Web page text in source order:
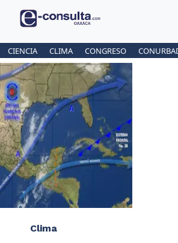
CIENCIA CLIMA CONGRESO
Clima